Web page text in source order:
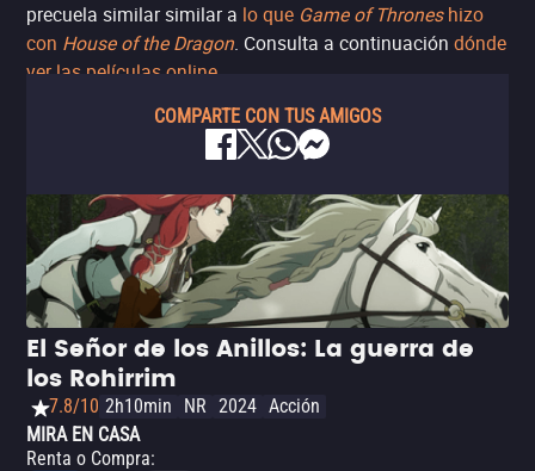
precuela similar similar a lo que Game of Throneshizo
con House of the Dragon. Consulta a continuación dónde
ver las películas online
COMPARTE CON TUS AMIGOS
El Señor de los Anillos: La guerra de
los Rohirrim
7.8/10 2h10min NR 2024 Acción
MIRA EN CASA
Renta o Compra: